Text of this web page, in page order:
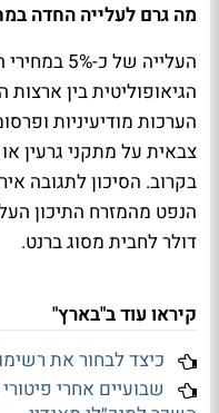
מה גרם לעלייה החדה
העלייה של
הגיאופוליטית בין
הערכות מודיעיניות
צבאית על מתקני גרעין
בקרוב. הסיכון לתגובה
דולר לחבית מסוג ברנט.
קיראו עוד ב"בארץ"
כיצד לבחור את